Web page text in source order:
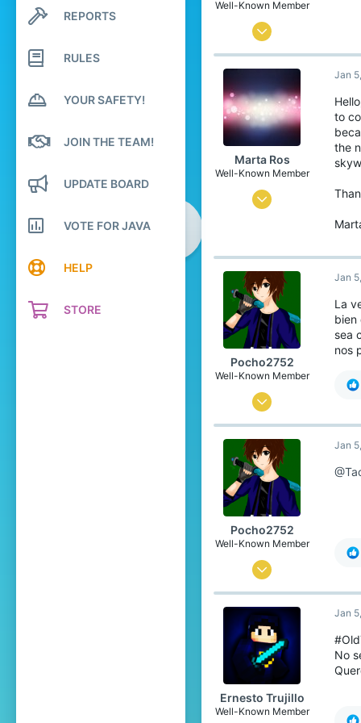
Search profile posts
Latest activity
REPORTS
RULES
YOUR SAFETY!
JOIN THE TEAM!
UPDATE BOARD
VOTE FOR JAVA
HELP
STORE
Well-Known Member
Sep 4, 2015
49
93
26
Barcelona
www.youtube.com
Marta Ros
Well-Known Member
Oct 14, 2015
Jan
to
the
Pocho2752
Well-Known Member
Feb 17, 2015
9
32
Narnia
Jan
La
bien
sea
nos
Pocho2752
Well-Known Member
Feb 17, 2015
9
Narnia
Jan
Ernesto Trujillo
Well-Known Member
Jan
No